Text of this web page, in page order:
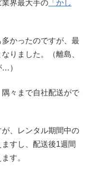
界最大手の 「かし
かったのですが、最
りました。（離島、
）
々まで自社配送がで
、レンタル期間中の
すし、配送後1週間
す。